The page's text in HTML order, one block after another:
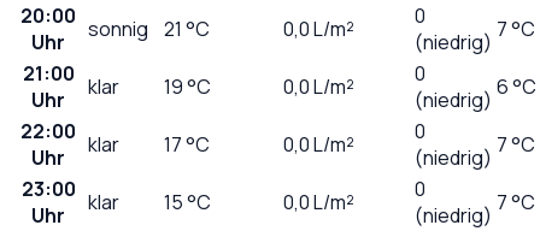
20:00
Uhr
sonnig 21 °C 0,0L/m²
0
(niedrig) 7 °C
21:00
Uhr
klar 19°C 0,0L/m²
0
(niedrig) 6 °C
22:00
Uhr
klar 17°C 0,0L/m²
0
(niedrig) 7 °C
23:00
Uhr
klar 15°C 0,0L/m²
0
(niedrig) 7 °C